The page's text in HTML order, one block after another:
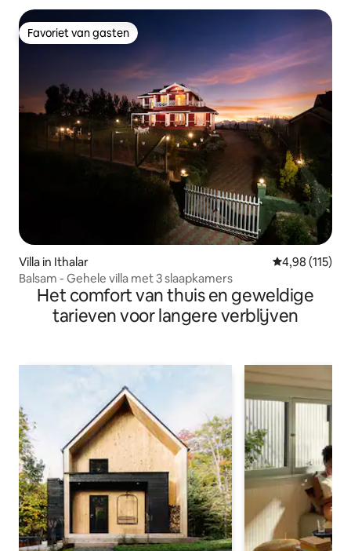
Favoriet van gasten
Favoriet van gasten
Villa in Ithalar Gemiddelde
4,98 (115)
Balsam - Gehele villa met 3 slaapkamers
Het comfort van thuis en geweldige
tarieven voor langere verblijven